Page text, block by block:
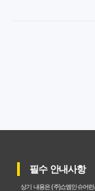
갱신형 암보험과
암보험비갱신형,
필수 안내사항
상기 내용은 (주)쇼엠인슈어